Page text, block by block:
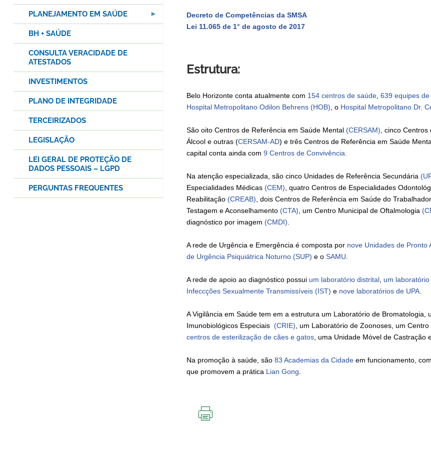
Decreto de Competências da SMSA
Lei 11.065 de 1° de agosto de 2017
Estrutura:
Belo Horizonte conta atualmente com 154 centros de saúde, 639 equipes
Hospital Metropolitano Odilon Behrens (HOB), o Hospital Metropolitano Dr.
São oito Centros de Referência em Saúde Mental (CERSAM), cinco Centros
Álcool e outras (CERSAM-AD) e três Centros de Referência em Saúde
capital conta ainda com 9 Centros de Convivência.
Na atenção especializada, são cinco Unidades de Referência Secundária
Especialidades Médicas (CEM), quatro Centros de Especialidades
Reabilitação (CREAB), dois Centros de Referência em Saúde do Trabalhador
Testagem e Aconselhamento (CTA), um Centro Municipal de Oftalmologia
diagnóstico por imagem (CMDI).
A rede de Urgência e Emergência é composta por nove Unidades de Pronto
de Urgência Psiquiátrica Noturno (SUP) e o SAMU.
A rede de apoio ao diagnóstico possui um laboratório distrital, um
Infeccções Sexualmente Transmissíveis (IST) e nove laboratórios de UPA.
A Vigilância em Saúde tem em a estrutura um Laboratório de Bromatologia,
Imunobiológicos Especiais (CRIE), um Laboratório de Zoonoses, um
centros de esterilização de cães e gatos, uma Unidade Móvel de Castração
Na promoção à saúde, são 83 Academias da Cidade em funcionamento,
que promovem a prática Lian Gong.
PLANEJAMENTO EM SAÚDE
BH + SAÚDE
CONSULTA VERACIDADE DE
ATESTADOS
INVESTIMENTOS
PLANO DE INTEGRIDADE
TERCEIRIZADOS
LEGISLAÇÃO
LEI GERAL DE PROTEÇÃO DE
DADOS PESSOAIS – LGPD
PERGUNTAS FREQUENTES